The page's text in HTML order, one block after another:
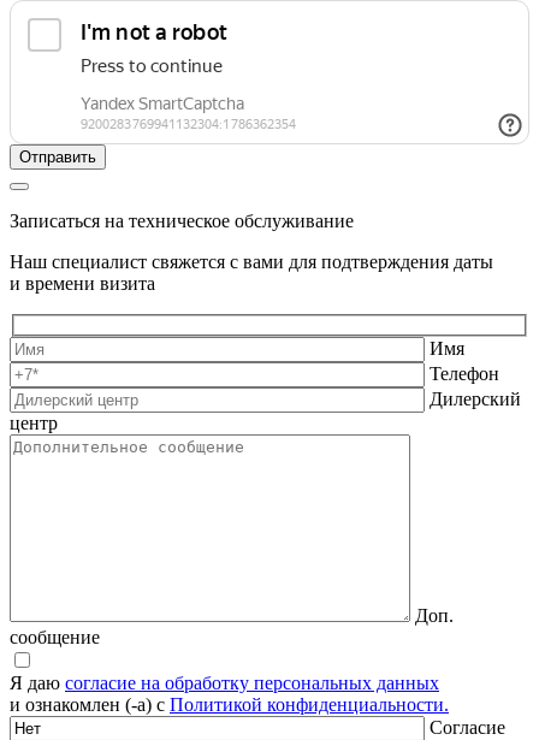
Записаться на техническое обслуживание
Наш специалист свяжется с вами для подтверждения даты
и времени визита
Имя
Телефон
Дилерский
центр
Доп.
сообщение
Я даю согласие на обработку персональных данных
и ознакомлен (-а) с Политикой конфиденциальности.
Согласие